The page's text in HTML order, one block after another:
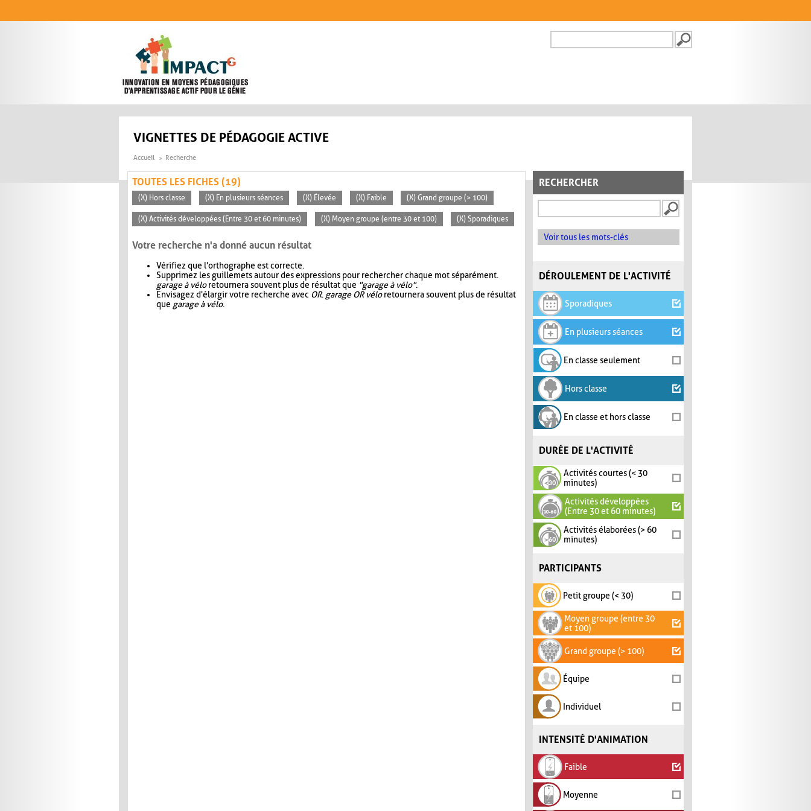
FORMULAIRE DE
VIGNETTES DE PÉDAGOGIE ACTIVE
Accueil Recherche
RECHERCHER
Voir tous les mots-clés
DÉROULEMENT DE L'ACTIVITÉ
Sporadiques
En plusieurs séances
En classe seulement
Hors classe
En classe et hors classe
DURÉE DE L'ACTIVITÉ
Activités courtes (< 30
minutes)
Activités développées
(Entre 30 et 60 minutes)
Activités élaborées (> 60
minutes)
PARTICIPANTS
Petit groupe (< 30)
Moyen groupe (entre 30
et 100)
Grand groupe (> 100)
Équipe
Individuel
INTENSITÉ D'ANIMATION
Faible
Moyenne
TOUTES LES FICHES (19)
(X) Hors classe (X) En plusieurs séances (X) Élevée (X) Faible (X) Grand groupe (> 100)
(X) Activités développées (Entre 30 et 60 minutes) (X) Moyen groupe (entre 30 et 100) (X) Sporadiques
Votre recherche n'a donné aucun résultat
Vérifiez que l'orthographe est correcte.
Supprimez les guillemets autour des expressions pour rechercher chaque mot séparément.
garage à véloretournera souvent plus de résultat que "garage à vélo".
Envisagez d'élargir votre recherche avec OR. garage OR véloretournera souvent plus de résultat
que garage à vélo.